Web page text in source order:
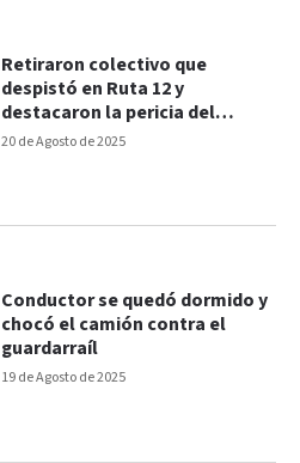
20 de Agosto de 2025
Retiraron colectivo que
despistó en Ruta 12 y
destacaron la pericia del
chofer: “nos llena de orgullo”
19 de Agosto de 2025
Conductor se quedó dormido y
chocó el camión contra el
guardarraíl